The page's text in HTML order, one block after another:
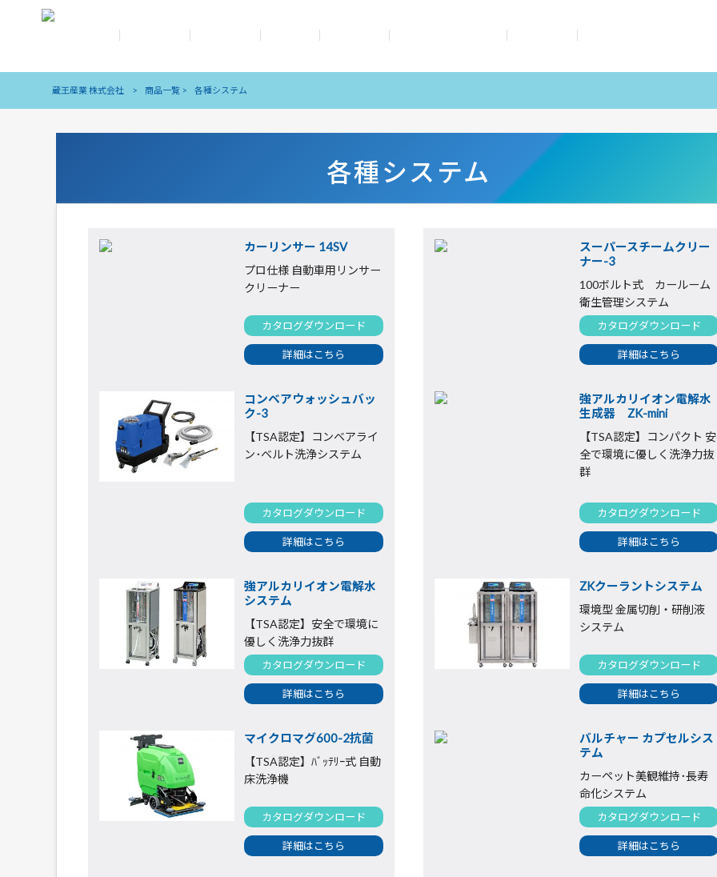
蔵王産業 株式会社 > 商品一覧> 各種システム
各種システム
カーリンサー 14SV
プロ仕様 自動車用リンサー
クリーナー
カタログダウンロード
詳細はこちら
スーパースチームクリー
ナー-3
100ボルト式 カールーム
衛生管理システム
カタログダウンロード
詳細はこちら
コンベアウォッシュバッ
ク-3
【TSA認定】コンベアライ
ン･ベルト洗浄システム
カタログダウンロード
詳細はこちら
強アルカリイオン電解水
生成器 ZK-mini
【TSA認定】コンパクト 安
全で環境に優しく洗浄力抜
群
カタログダウンロード
詳細はこちら
強アルカリイオン電解水
システム
【TSA認定】安全で環境に
優しく洗浄力抜群
カタログダウンロード
詳細はこちら
ZKクーラントシステム
環境型 金属切削・研削液
システム
カタログダウンロード
詳細はこちら
マイクロマグ600-2抗菌
【TSA認定】ﾊﾞｯﾃﾘｰ式 自動
床洗浄機
カタログダウンロード
詳細はこちら
バルチャー カプセルシス
テム
カーペット美観維持･長寿
命化システム
カタログダウンロード
詳細はこちら